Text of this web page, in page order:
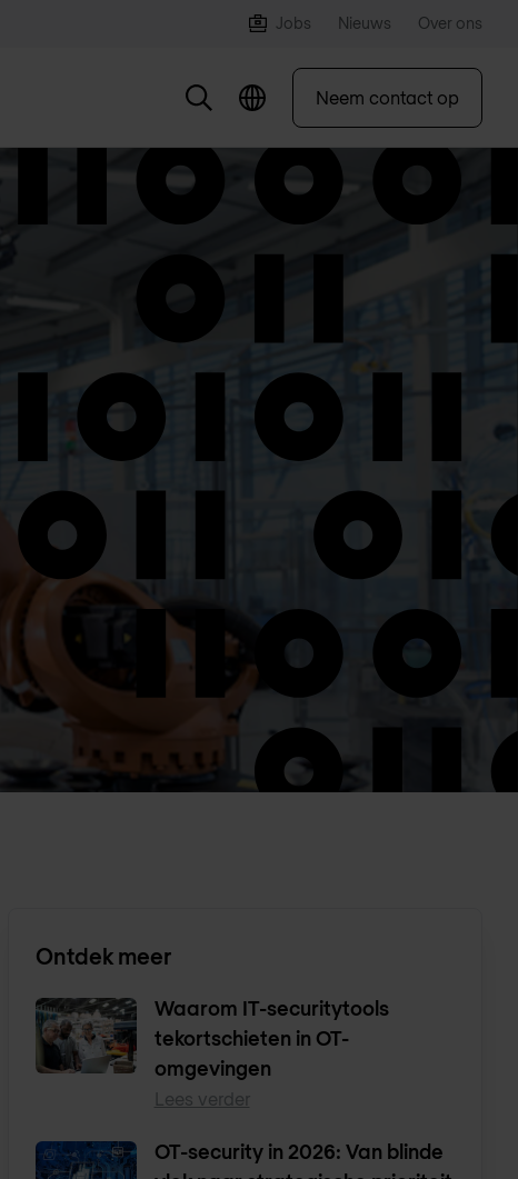
Jobs Nieuws Over ons
Neem contact op
Ontdek meer
Waarom IT-securitytools
tekortschieten in OT-
omgevingen
Lees verder
OT-security in 2026: Van blinde